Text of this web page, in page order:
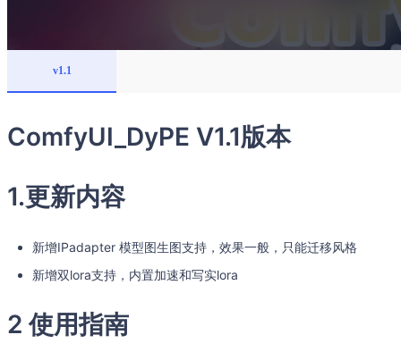
v1.1
ComfyUI_DyPE V1.1版本
1.更新内容
新增IPadapter 模型图生图支持，效果一般，只能迁移风格
新增双lora支持，内置加速和写实lora
2 使用指南